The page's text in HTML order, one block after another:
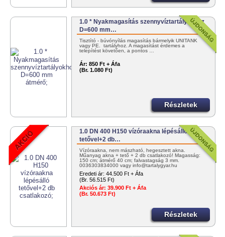
1.0 * Nyakmagasítás szennyvíztartályokhoz
D=600 mm…
Tisztító - búvónyílás magasítás bármelyik UNITANK
vagy PE. tartályhoz. A magasítást érdemes a
telepítést követően, a pontos …
Ár: 850 Ft + Áfa
(Br. 1.080 Ft)
Részletek
1.0 DN 400 H150 vízóraakna lépésálló
tetővel+2 db…
Vízóraakna, nem mászható, hegesztett akna.
Műanyag akna + tető + 2 db csatlakozó! Magasság:
150 cm; átmérő 40 cm; falvastagság 3 mm.
0036303834000 vagy info@tartalygyar.hu
Eredeti ár: 44.500 Ft + Áfa
(Br. 56.515 Ft)
Akciós ár: 39.900 Ft + Áfa
(Br. 50.673 Ft)
Részletek